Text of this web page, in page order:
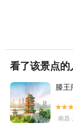
看了该景点的
滕王
南昌